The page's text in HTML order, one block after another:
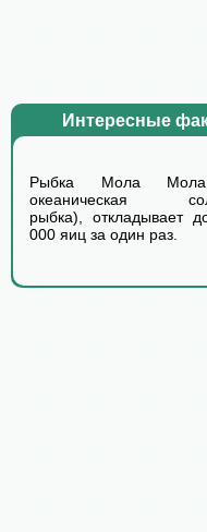
Интересные
Рыбка Мола
океаническая
рыбка), откладывает
000 яиц за один раз.